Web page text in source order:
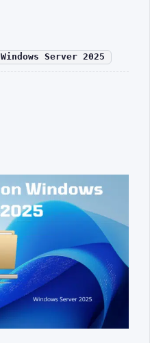
Windows Server 2025